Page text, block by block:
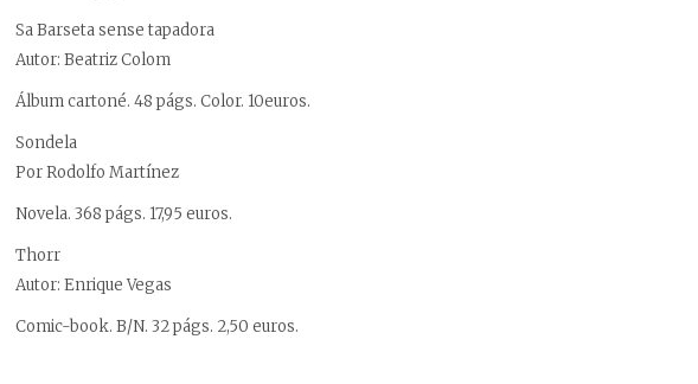
Sa Barseta sense tapadora
Autor: Beatriz Colom
Álbum cartoné. 48 págs. Color. 10euros.
Sondela
Por Rodolfo Martínez
Novela. 368 págs. 17,95 euros.
Thorr
Autor: Enrique Vegas
Comic-book. B/N. 32 págs. 2,50 euros.